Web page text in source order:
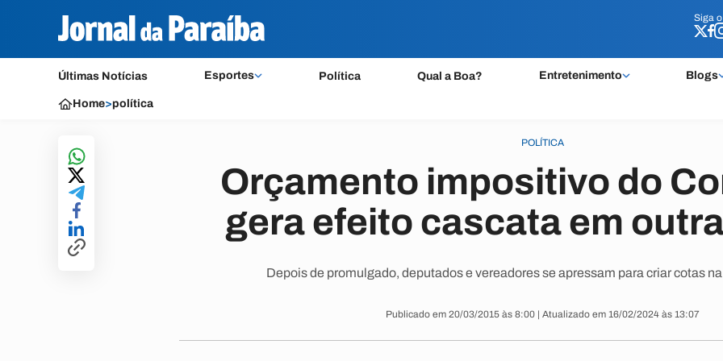
Siga o
Últimas Notícias Esportes Política Qual a Boa? Entretenimento Blogs
Siga o
Home>política
POLÍTICA
Orçamento impositivo do
gera efeito cascata em
Depois de promulgado, deputados e vereadores se apressam para criar cotas
Publicado em 20/03/2015 às 8:00 | Atualizado em 16/02/2024 às 13:07